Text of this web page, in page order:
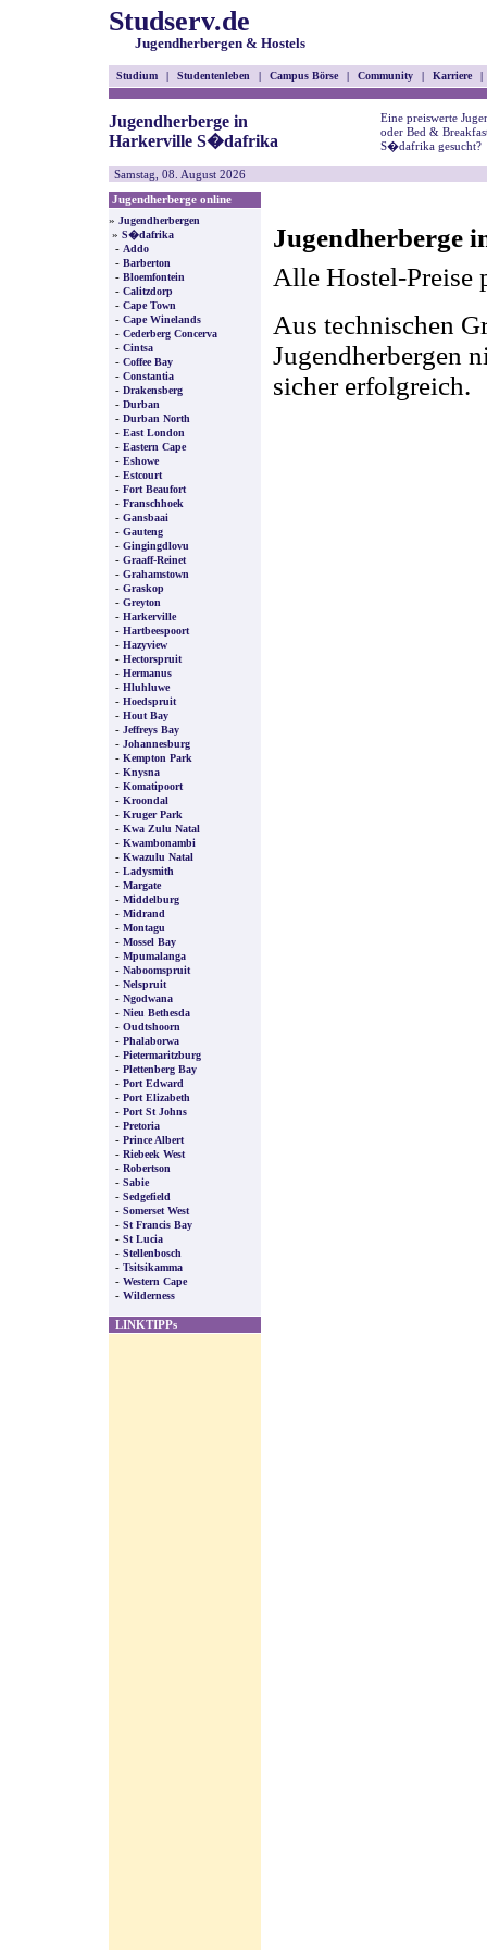
Studserv.de
Jugendherbergen & Hostels
Studium | Studentenleben | Campus Börse | Community | Karriere |
Jugendherberge in
Harkerville S�dafrika
Eine preiswerte
oder Bed &
S�dafrika gesucht?
Samstag, 08. August 2026
Jugendherberge online
» Jugendherbergen
» S�dafrika
- Addo
- Barberton
- Bloemfontein
- Calitzdorp
- Cape Town
- Cape Winelands
- Cederberg Concerva
- Cintsa
- Coffee Bay
- Constantia
- Drakensberg
- Durban
- Durban North
- East London
- Eastern Cape
- Eshowe
- Estcourt
- Fort Beaufort
- Franschhoek
- Gansbaai
- Gauteng
- Gingingdlovu
- Graaff-Reinet
- Grahamstown
- Graskop
- Greyton
- Harkerville
- Hartbeespoort
- Hazyview
- Hectorspruit
- Hermanus
- Hluhluwe
- Hoedspruit
- Hout Bay
- Jeffreys Bay
- Johannesburg
- Kempton Park
- Knysna
- Komatipoort
- Kroondal
- Kruger Park
- Kwa Zulu Natal
- Kwambonambi
- Kwazulu Natal
- Ladysmith
- Margate
- Middelburg
- Midrand
- Montagu
- Mossel Bay
- Mpumalanga
- Naboomspruit
- Nelspruit
- Ngodwana
- Nieu Bethesda
- Oudtshoorn
- Phalaborwa
- Pietermaritzburg
- Plettenberg Bay
- Port Edward
- Port Elizabeth
- Port St Johns
- Pretoria
- Prince Albert
- Riebeek West
- Robertson
- Sabie
- Sedgefield
- Somerset West
- St Francis Bay
- St Lucia
- Stellenbosch
- Tsitsikamma
- Western Cape
- Wilderness
LINKTIPPs
Jugendherberge
Alle Hostel-Preise
Aus technischen
Jugendherbergen
sicher erfolgreich.